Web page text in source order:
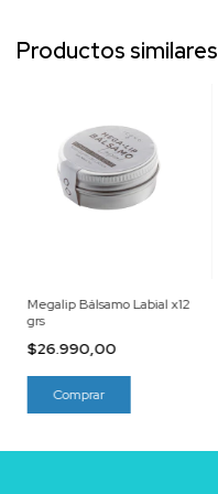
Productos similares
Megalip Bálsamo Labial x12
grs
$26.990,00